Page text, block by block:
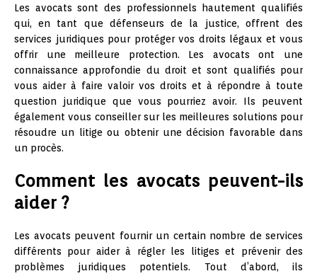
Les avocats sont des professionnels hautement qualifiés
qui, en tant que défenseurs de la justice, offrent des
services juridiques pour protéger vos droits légaux et vous
offrir une meilleure protection. Les avocats ont une
connaissance approfondie du droit et sont qualifiés pour
vous aider à faire valoir vos droits et à répondre à toute
question juridique que vous pourriez avoir. Ils peuvent
également vous conseiller sur les meilleures solutions pour
résoudre un litige ou obtenir une décision favorable dans
un procès.
Comment les avocats peuvent-ils
aider ?
Les avocats peuvent fournir un certain nombre de services
différents pour aider à régler les litiges et prévenir des
problèmes juridiques potentiels. Tout d’abord, ils